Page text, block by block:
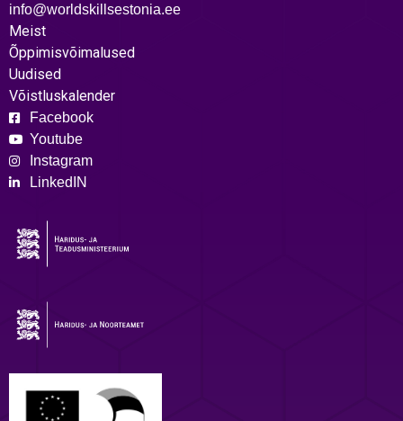
info@worldskillsestonia.ee
Meist
Õppimisvõimalused
Uudised
Võistluskalender
Facebook
Youtube
Instagram
LinkedIN